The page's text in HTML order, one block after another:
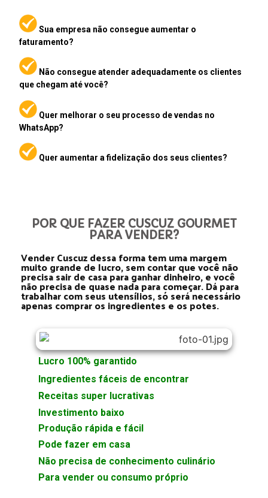
Sua empresa não consegue aumentar o
faturamento?
Não consegue atender adequadamente os clientes
que chegam até você?
Quer melhorar o seu processo de vendas no
WhatsApp?
Quer aumentar a fidelização dos seus clientes?
POR QUE FAZER CUSCUZ GOURMET
PARA VENDER?
Vender Cuscuz dessa forma tem uma margem
muito grande de lucro, sem contar que você não
precisa sair de casa para ganhar dinheiro, e você
não precisa de quase nada para começar. Dá para
trabalhar com seus utensílios, só será necessário
apenas comprar os ingredientes e os potes.
Lucro 100% garantido
Ingredientes fáceis de encontrar
Receitas super lucrativas
Investimento baixo
Produção rápida e fácil
Pode fazer em casa
Não precisa de conhecimento culinário
Para vender ou consumo próprio